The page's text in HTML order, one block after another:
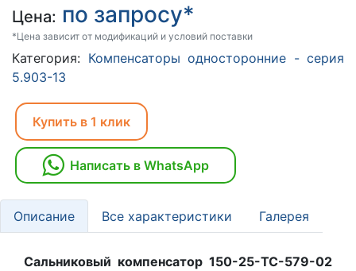
Цена: по запросу*
*Цена зависит от модификаций и условий поставки
Категория: Компенсаторы односторонние - серия
5.903-13
Купить в 1 клик
Написать в WhatsApp
Описание Все характеристики Галерея
Сальниковый компенсатор 150-25-TC-579-02